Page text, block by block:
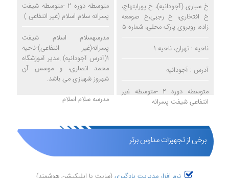
خ سباری (آجودانیه)، خ پورابتهاج،
خ افتخاری، خ رجبی،خ صومعه
زاده، روبروی پارک محلی، شماره ۵
ناحیه : تهران، ناحیه 1
آدرس : آجودانیه
متوسطه دوره 2 -متوسطه غیر
انتفاعی شیفت پسرانه
متوسطه دوره 2 -متوسطه شیفت
پسرانه سلام اسلام (غیر انتفاعی )
مدرسهسلام اسلام شیفت
پسرانه(غیر انتفاعی)-ناحیه
1(آدرس آجودانیه) .مدیر آموزشگاه
محمد انصاری، و موسس آن
شهروز شهبازی می باشد.
مدرسه سلام اسلام
برخی از تجهیزات مدارس برتر